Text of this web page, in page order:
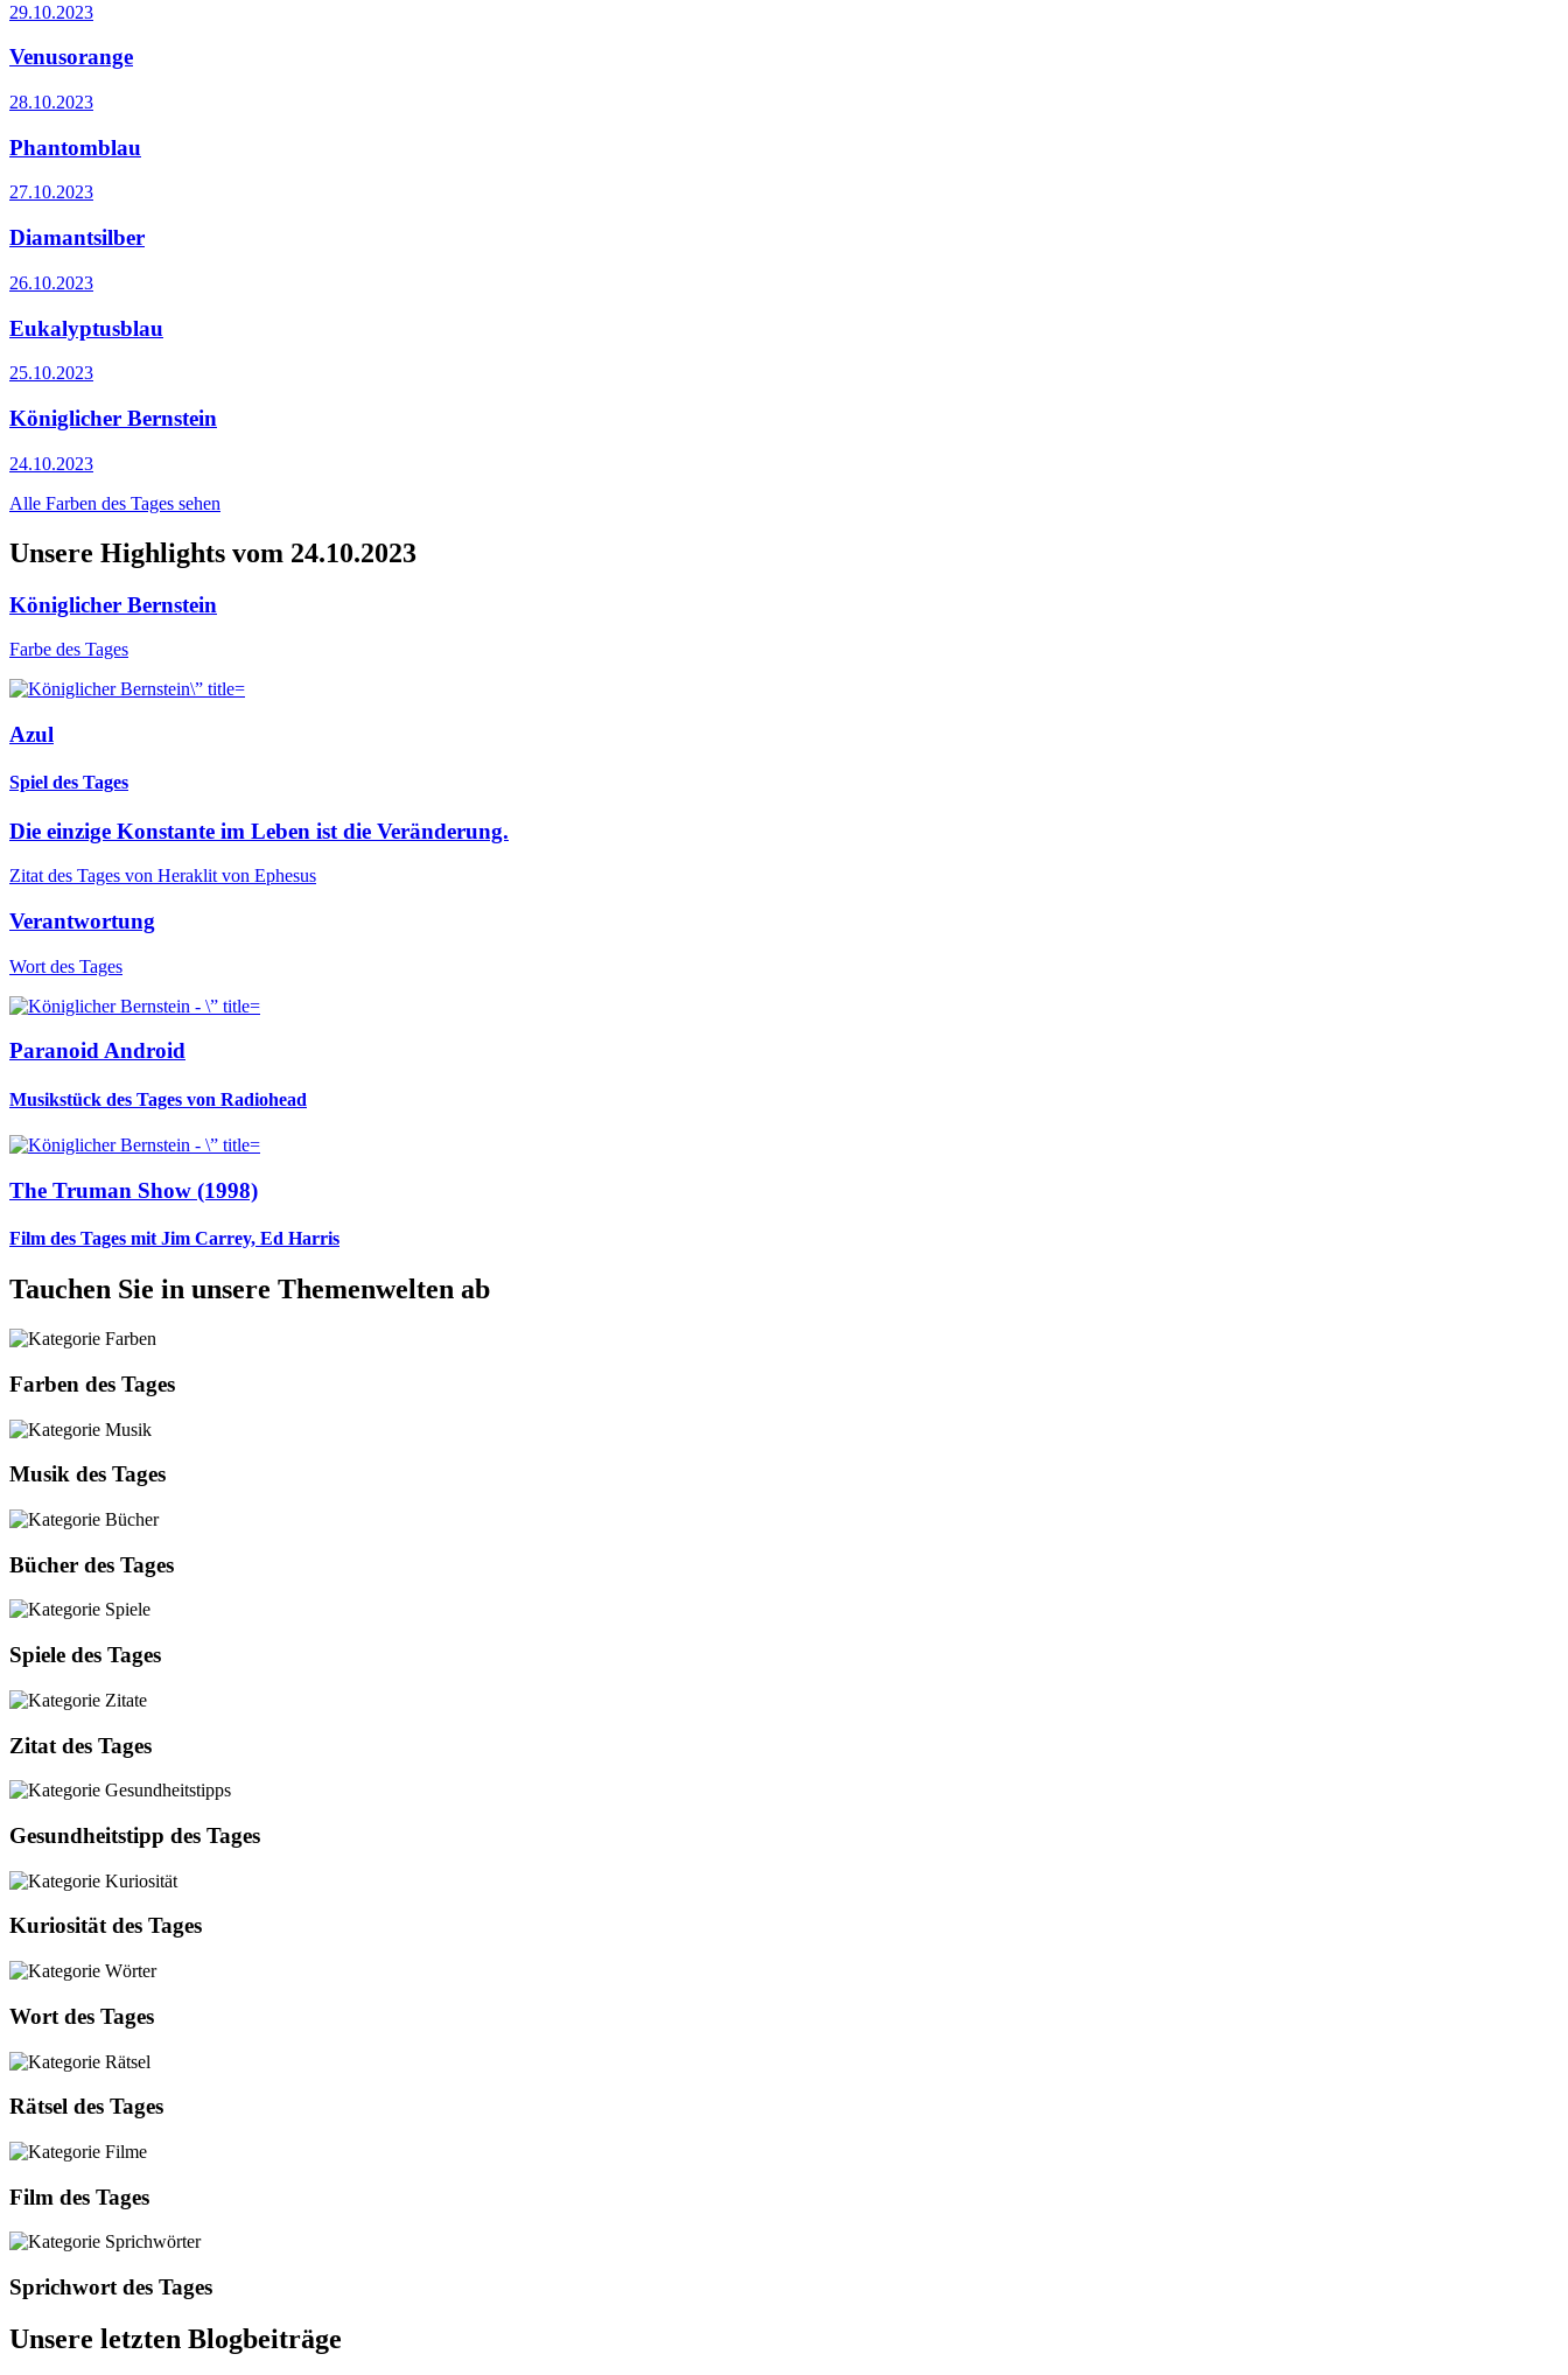
29.10.2023
Venusorange
28.10.2023
Phantomblau
27.10.2023
Diamantsilber
26.10.2023
Eukalyptusblau
25.10.2023
Königlicher Bernstein
24.10.2023
Alle Farben des Tages sehen
Unsere Highlights vom 24.10.2023
Königlicher Bernstein
Farbe des Tages
Azul
Spiel des Tages
Die einzige Konstante im Leben ist die Veränderung.
Zitat des Tages von Heraklit von Ephesus
Verantwortung
Wort des Tages
Paranoid Android
Musikstück des Tages von Radiohead
The Truman Show (1998)
Film des Tages mit Jim Carrey, Ed Harris
Tauchen Sie in unsere Themenwelten ab
Farben des Tages
Musik des Tages
Bücher des Tages
Spiele des Tages
Zitat des Tages
Gesundheitstipp des Tages
Kuriosität des Tages
Wort des Tages
Rätsel des Tages
Film des Tages
Sprichwort des Tages
Unsere letzten Blogbeiträge